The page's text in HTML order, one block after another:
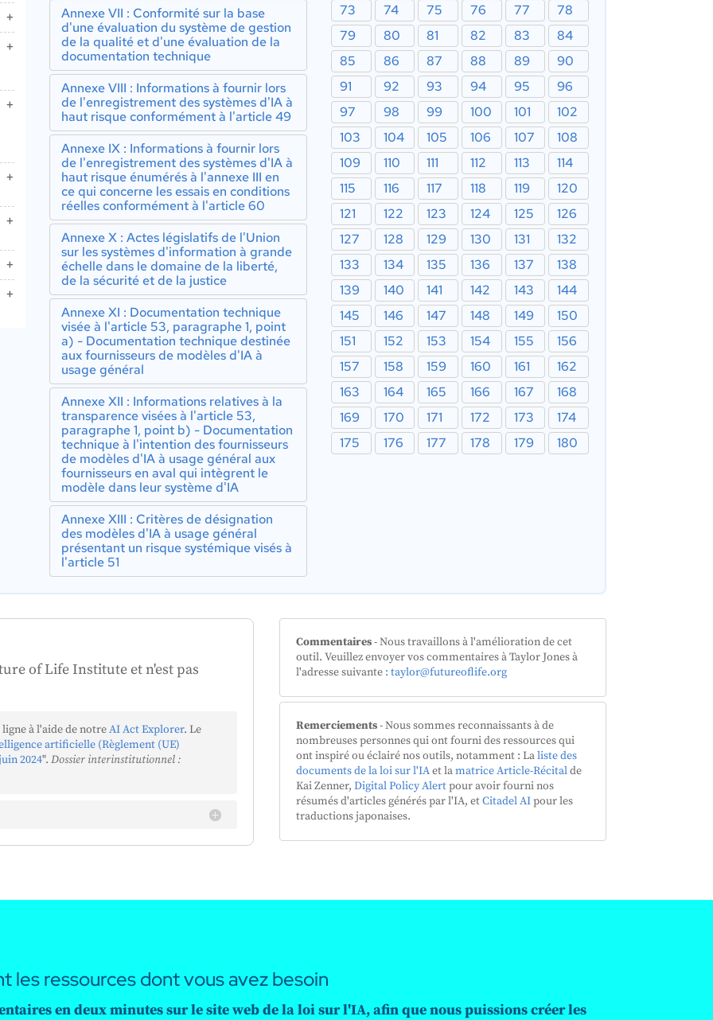
Annexe VII : Conformité sur la base
d'une évaluation du système de gestion
de la qualité et d'une évaluation de la
documentation technique
Annexe VIII : Informations à fournir lors
de l'enregistrement des systèmes d'IA à
haut risque conformément à l'article 49
Annexe IX : Informations à fournir lors
de l'enregistrement des systèmes d'IA à
haut risque énumérés à l'annexe III en
ce qui concerne les essais en conditions
réelles conformément à l'article 60
Annexe X : Actes législatifs de l'Union
sur les systèmes d'information à grande
échelle dans le domaine de la liberté,
de la sécurité et de la justice
Annexe XI : Documentation technique
visée à l'article 53, paragraphe 1, point
a) - Documentation technique destinée
aux fournisseurs de modèles d'IA à
usage général
Annexe XII : Informations relatives à la
transparence visées à l'article 53,
paragraphe 1, point b) - Documentation
technique à l'intention des fournisseurs
de modèles d'IA à usage général aux
fournisseurs en aval qui intègrent le
modèle dans leur système d'IA
Annexe XIII : Critères de désignation
des modèles d'IA à usage général
présentant un risque systémique visés à
l'article 51
73
74 75 76 77
78
79
80 81 82 83
84
85
86 87 88 89
90
91
92 93 94 95
96
97
98 99 100 101
102
103
104 105 106 107
108
109
110 111 112 113
114
115
116 117 118 119
120
121
122 123 124 125
126
127
128 129 130 131
132
133
134 135 136 137
138
139
140 141 142 143
144
145
146 147 148 149
150
151
152 153 154 155
156
157
158 159 160 161
162
163
164 165 166 167
168
169
170 171 172 173
174
175
176 177 178 179 180
of Life Institute et n'est pas
à l'aide de notreAI Act Explorer. Le
artificielle (Règlement (UE)
2024".Dossier interinstitutionnel :
Commentaires- Nous travaillons à l'amélioration de cet
outil. Veuillez envoyer vos commentaires à Taylor Jones à
l'adresse suivante : taylor@futureoflife.org
Remerciements- Nous sommes reconnaissants à de
nombreuses personnes qui ont fourni des ressources qui
ont inspiré ou éclairé nos outils, notamment : Laliste des
documents de la loi sur l'IAet lamatrice Article-Récitalde
Kai Zenner, Digital Policy Alertpour avoir fourni nos
résumés d'articles générés par l'IA, etCitadel AIpour les
traductions japonaises.
les ressources dont vous avez besoin
en deux minutes sur le site web de la loi sur l'IA, afin que nous puissions créer les